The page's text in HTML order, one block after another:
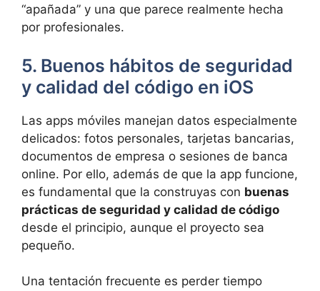
“apañada” y una que parece realmente hecha
por profesionales.
5. Buenos hábitos de seguridad
y calidad del código en iOS
Las apps móviles manejan datos especialmente
delicados: fotos personales, tarjetas bancarias,
documentos de empresa o sesiones de banca
online. Por ello, además de que la app funcione,
es fundamental que la construyas con buenas
prácticas de seguridad y calidad de código
desde el principio, aunque el proyecto sea
pequeño.
Una tentación frecuente es perder tiempo